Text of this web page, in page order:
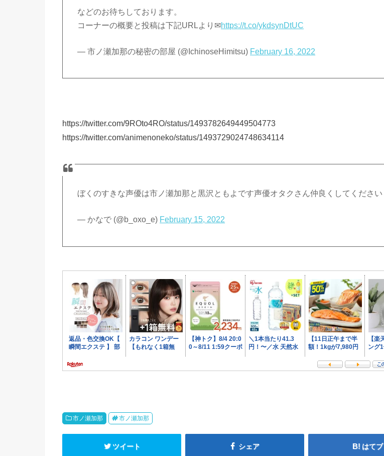
などのお待ちしております。
コーナーの概要と投稿は下記URLより✉https://t.co/ykdsynDtUC
— 市ノ瀬加那の秘密の部屋 (@IchinoseHimitsu) February 16, 2022
https://twitter.com/9ROto4RO/status/1493782649449504773
https://twitter.com/animenoneko/status/1493729024748634114
ぼくのすきな声優は市ノ瀬加那と黒沢ともよです声優オタクさん仲良くしてください
— かなで (@b_oxo_e) February 15, 2022
市ノ瀬加那 市ノ瀬加那
ツイート シェア はてブ